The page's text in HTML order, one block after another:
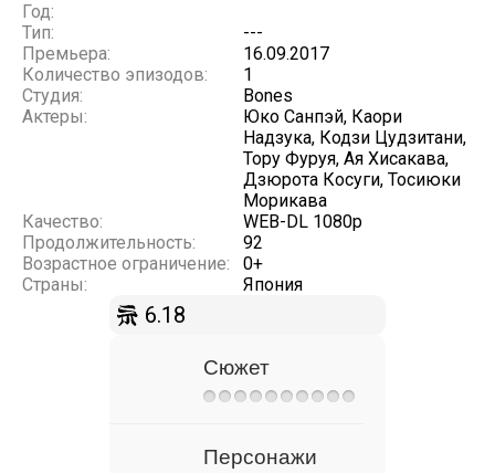
Год:
Тип:
---
Премьера:
16.09.2017
Количество эпизодов:
1
Студия:
Bones
Актеры:
Юко Санпэй, Каори
Надзука, Кодзи Цудзитани,
Тору Фуруя, Ая Хисакава,
Дзюрота Косуги, Тосиюки
Морикава
Качество:
WEB-DL 1080p
Продолжительность:
92
Возрастное ограничение:
0+
Страны:
Япония
6.18
Сюжет
Персонажи